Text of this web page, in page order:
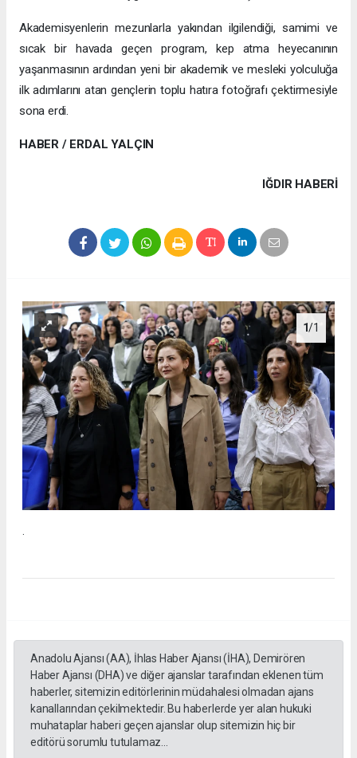
Akademisyenlerin mezunlarla yakından ilgilendiği, samimi ve
sıcak bir havada geçen program, kep atma heyecanının
yaşanmasının ardından yeni bir akademik ve mesleki yolculuğa
ilk adımlarını atan gençlerin toplu hatıra fotoğrafı çektirmesiyle
sona erdi.
HABER / ERDAL YALÇIN
IĞDIR HABERİ
1/1
Anadolu Ajansı (AA), İhlas Haber Ajansı (İHA), Demirören
Haber Ajansı (DHA) ve diğer ajanslar tarafından eklenen tüm
haberler, sitemizin editörlerinin müdahalesi olmadan ajans
kanallarından çekilmektedir. Bu haberlerde yer alan hukuki
muhataplar haberi geçen ajanslar olup sitemizin hiç bir
editörü sorumlu tutulamaz...